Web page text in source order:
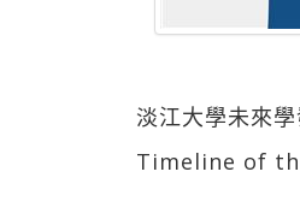
淡江大學未來
Timeline of